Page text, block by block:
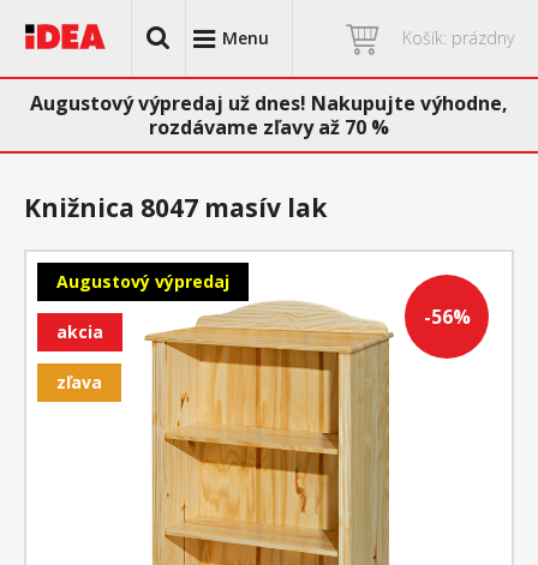
Menu Košík: prázdny
Augustový výpredaj už dnes! Nakupujte výhodne,
rozdávame zľavy až 70 %
-56%
Augustový výpredaj
akcia
zľava
Knižnica 8047 masív lak